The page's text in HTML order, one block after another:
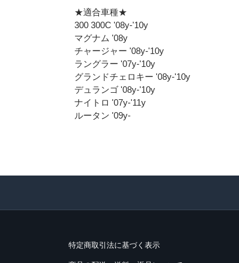
★適合車種★
300 300C '08y-'10y
マグナム '08y
チャージャー '08y-'10y
ラングラー '07y-'10y
グランドチェロキー '08y-'10y
デュランゴ '08y-'10y
ナイトロ '07y-'11y
ルータン '09y-
特定商取引法に基づく表示